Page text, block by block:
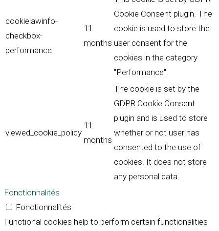
cookielawinfo-
checkbox-
performance
11
months
Cookie Consent plugin. The
cookie is used to store the
user consent for the
cookies in the category
"Performance".
viewed_cookie_policy
11
months
The cookie is set by the
GDPR Cookie Consent
plugin and is used to store
whether or not user has
consented to the use of
cookies. It does not store
any personal data.
Fonctionnalités
Fonctionnalités
Functional cookies help to perform certain functionalities